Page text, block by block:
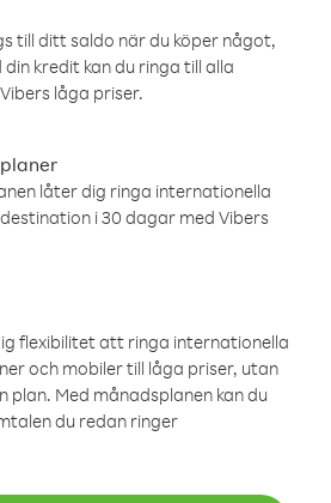
till ditt saldo när du köper något,
kredit kan du ringa till alla
låga priser.
låter dig ringa internationella
i 30 dagar med Vibers
flexibilitet att ringa internationella
och mobiler till låga priser, utan
plan. Med månadsplanen kan du
du redan ringer